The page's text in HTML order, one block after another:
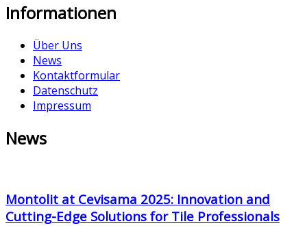
Informationen
Über Uns
News
Kontaktformular
Datenschutz
Impressum
News
Montolit at Cevisama 2025: Innovation and
Cutting-Edge Solutions for Tile Professionals